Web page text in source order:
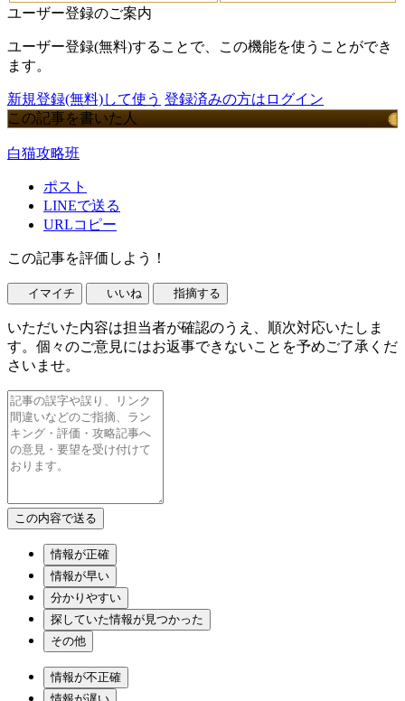
ユーザー登録のご案内
ユーザー登録(無料)することで、この機能を使うことができ
ます。
新規登録(無料)して使う 登録済みの方はログイン
この記事を書いた人
白猫攻略班
ポスト
LINEで送る
URLコピー
この記事を評価しよう！
イマイチ いいね 指摘する
いただいた内容は担当者が確認のうえ、順次対応いたしま
す。個々のご意見にはお返事できないことを予めご了承くだ
さいませ。
情報が正確
情報が早い
分かりやすい
探していた情報が見つかった
その他
情報が不正確